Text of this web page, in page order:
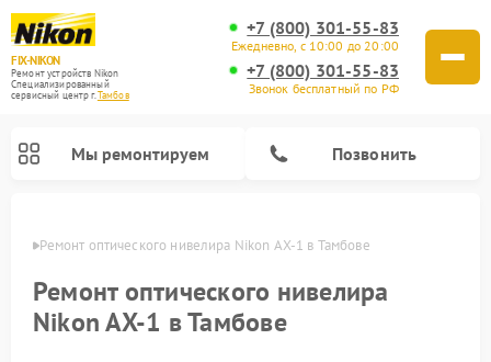
FIX-NIKON
Ремонт устройств Nikon
Специализированный
cервисный центр г.Тамбов
+7 (800) 301-55-83
Ежедневно, с 10:00 до 20:00
+7 (800) 301-55-83
Звонок бесплатный по РФ
Мы ремонтируем Позвонить
Ремонт оптического нивелира Nikon AX-1 в Тамбове
Ремонт оптического нивелира
Nikon AX-1 в Тамбове